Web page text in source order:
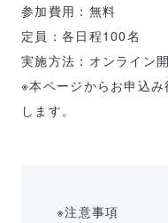
参加費用：無料
定員：各日程100名
実施方法：オンライン
※本ページからお申込
します。
※注意事項